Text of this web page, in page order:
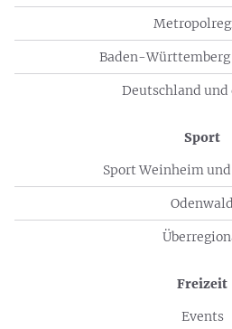
Baden-Württemberg
Deutschland und
Sport
Sport Weinheim
Odenwald
Freizeit
Events